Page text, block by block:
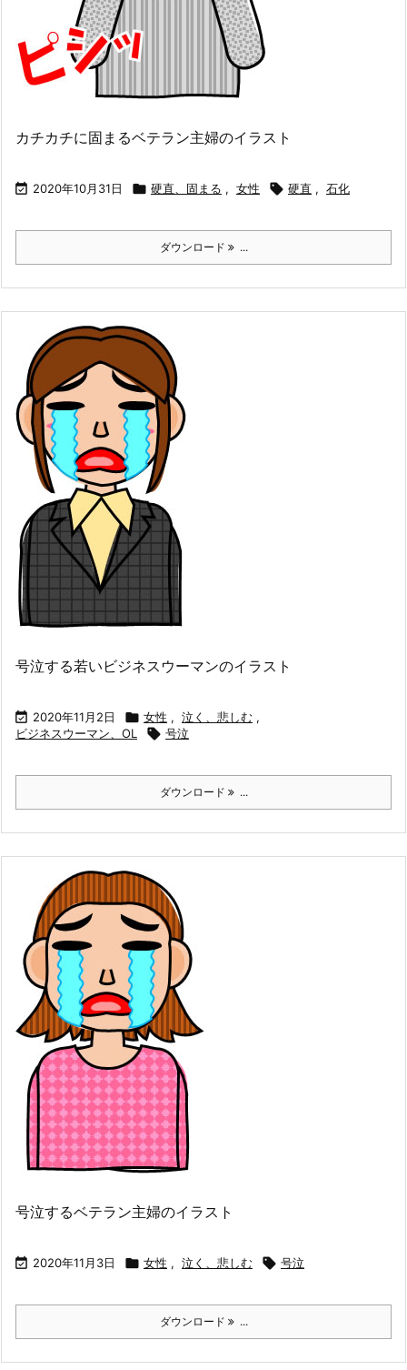
カチカチに固まるベテラン主婦のイラスト
 2020年10月31日  硬直、固まる , 女性  硬直 , 石化
ダウンロード ...
号泣する若いビジネスウーマンのイラスト
 2020年11月2日  女性 , 泣く、悲しむ ,
ビジネスウーマン、OL
 号泣
ダウンロード ...
号泣するベテラン主婦のイラスト
 2020年11月3日  女性 , 泣く、悲しむ  号泣
ダウンロード ...